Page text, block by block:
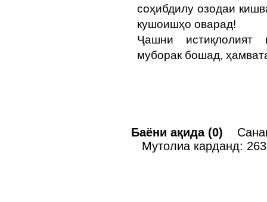
соҳибдилу озодаи
кушоишҳо оварад!
Ҷашни истиқлолият
муборак бошад,
Баёни ақида (0)
Мутолиа карданд: